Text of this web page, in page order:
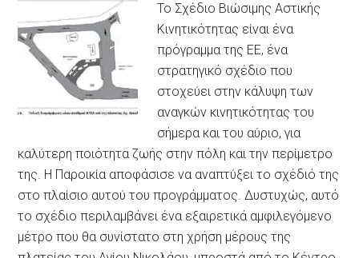
Το Σχέδιο Βιώσιμης Αστικής
Κινητικότητας είναι ένα
πρόγραμμα της ΕΕ, ένα
στρατηγικό σχέδιο που
στοχεύει στην κάλυψη των
αναγκών κινητικότητας του
σήμερα και του αύριο, για
καλύτερη ποιότητα ζωής στην πόλη και την περίμετρο
της. Η Παροικία αποφάσισε να αναπτύξει το σχέδιό της
στο πλαίσιο αυτού του προγράμματος. Δυστυχώς, αυτό
το σχέδιο περιλαμβάνει ένα εξαιρετικά αμφιλεγόμενο
μέτρο που θα συνίστατο στη χρήση μέρους της